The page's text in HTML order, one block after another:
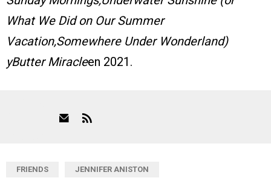
What We Did on Our Summer
Vacation,Somewhere Under Wonderland)
yButter Miracleen 2021.
FRIENDS JENNIFER ANISTON